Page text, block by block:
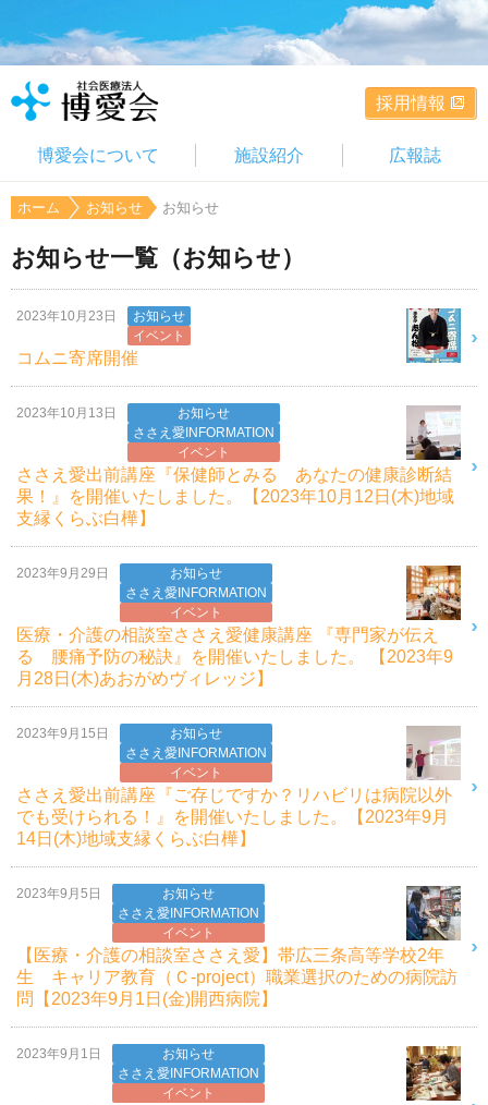
採用情報
博愛会について 施設紹介 広報誌
ホーム お知らせ お知らせ
お知らせ一覧（お知らせ）
2023年10月23日
お知らせ
イベント
コムニ寄席開催
2023年10月13日
お知らせ
ささえ愛INFORMATION
イベント
ささえ愛出前講座『保健師とみる あなたの健康診断結
果！』を開催いたしました。【2023年10月12日(木)地域
支縁くらぶ白樺】
2023年9月29日
お知らせ
ささえ愛INFORMATION
イベント
医療・介護の相談室ささえ愛健康講座 『専門家が伝え
る 腰痛予防の秘訣』を開催いたしました。 【2023年9
月28日(木)あおがめヴィレッジ】
2023年9月15日
お知らせ
ささえ愛INFORMATION
イベント
ささえ愛出前講座『ご存じですか？リハビリは病院以外
でも受けられる！』を開催いたしました。【2023年9月
14日(木)地域支縁くらぶ白樺】
2023年9月5日
お知らせ
ささえ愛INFORMATION
イベント
【医療・介護の相談室ささえ愛】帯広三条高等学校2年
生 キャリア教育（Ｃ-project）職業選択のための病院訪
問【2023年9月1日(金)開西病院】
2023年9月1日
お知らせ
ささえ愛INFORMATION
イベント